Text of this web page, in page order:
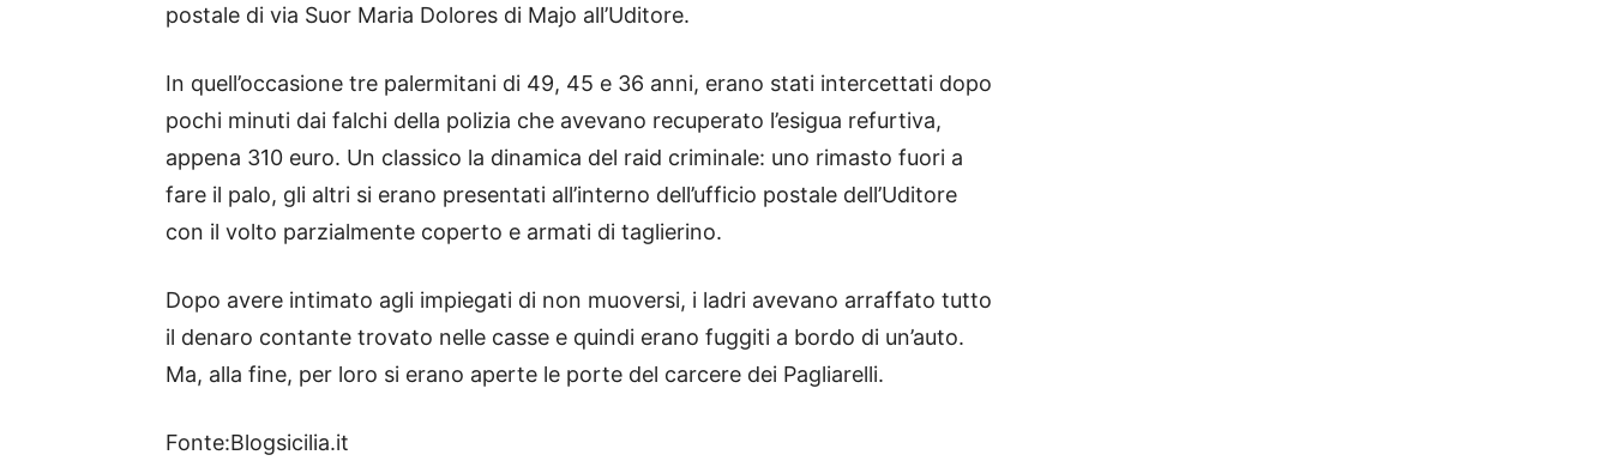
postale di via Suor Maria Dolores di Majo all’Uditore.
In quell’occasione tre palermitani di 49, 45 e 36 anni, erano stati intercettati dopo
pochi minuti dai falchi della polizia che avevano recuperato l’esigua refurtiva,
appena 310 euro. Un classico la dinamica del raid criminale: uno rimasto fuori a
fare il palo, gli altri si erano presentati all’interno dell’ufficio postale dell’Uditore
con il volto parzialmente coperto e armati di taglierino.
Dopo avere intimato agli impiegati di non muoversi, i ladri avevano arraffato tutto
il denaro contante trovato nelle casse e quindi erano fuggiti a bordo di un’auto.
Ma, alla fine, per loro si erano aperte le porte del carcere dei Pagliarelli.
Fonte:Blogsicilia.it